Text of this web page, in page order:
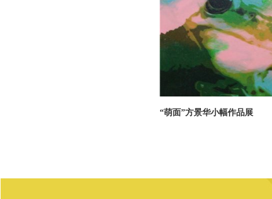
“萌面”方景华小幅作品展